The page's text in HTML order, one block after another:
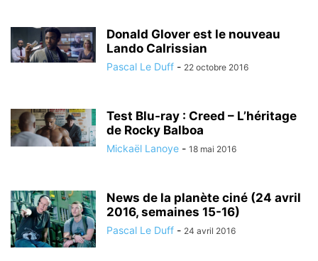
Donald Glover est le nouveau
Lando Calrissian
Pascal Le Duff - 22 octobre 2016
Test Blu-ray : Creed – L’héritage
de Rocky Balboa
Mickaël Lanoye - 18 mai 2016
News de la planète ciné (24 avril
2016, semaines 15-16)
Pascal Le Duff - 24 avril 2016